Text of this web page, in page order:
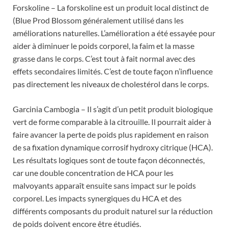
Forskoline – La forskoline est un produit local distinct de
(Blue Prod Blossom généralement utilisé dans les
améliorations naturelles. L’amélioration a été essayée pour
aider à diminuer le poids corporel, la faim et la masse
grasse dans le corps. C’est tout à fait normal avec des
effets secondaires limités. C’est de toute façon n’influence
pas directement les niveaux de cholestérol dans le corps.
Garcinia Cambogia – Il s’agit d’un petit produit biologique
vert de forme comparable à la citrouille. Il pourrait aider à
faire avancer la perte de poids plus rapidement en raison
de sa fixation dynamique corrosif hydroxy citrique (HCA).
Les résultats logiques sont de toute façon déconnectés,
car une double concentration de HCA pour les
malvoyants apparaît ensuite sans impact sur le poids
corporel. Les impacts synergiques du HCA et des
différents composants du produit naturel sur la réduction
de poids doivent encore être étudiés.